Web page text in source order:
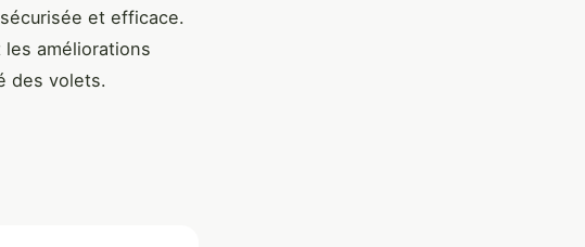
et efficace.
améliorations
des volets.